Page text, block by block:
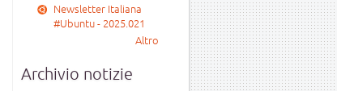
Newsletter Italiana
#Ubuntu - 2025.021
Altro
Archivio notizie